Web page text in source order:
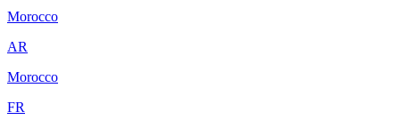
Morocco
AR
Morocco
FR